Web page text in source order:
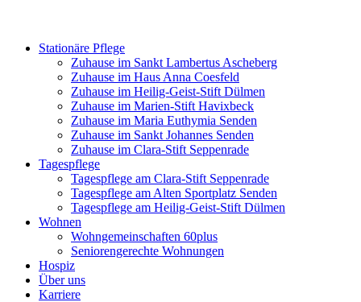
Stationäre Pflege
Zuhause im Sankt Lambertus Ascheberg
Zuhause im Haus Anna Coesfeld
Zuhause im Heilig-Geist-Stift Dülmen
Zuhause im Marien-Stift Havixbeck
Zuhause im Maria Euthymia Senden
Zuhause im Sankt Johannes Senden
Zuhause im Clara-Stift Seppenrade
Tagespflege
Tagespflege am Clara-Stift Seppenrade
Tagespflege am Alten Sportplatz Senden
Tagespflege am Heilig-Geist-Stift Dülmen
Wohnen
Wohngemeinschaften 60plus
Seniorengerechte Wohnungen
Hospiz
Über uns
Karriere